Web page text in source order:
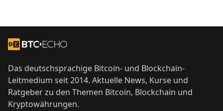
Zur Startseite
Das deutschsprachige Bitcoin- und Blockchain-
Leitmedium seit 2014. Aktuelle News, Kurse und
Ratgeber zu den Themen Bitcoin, Blockchain und
Kryptowährungen.